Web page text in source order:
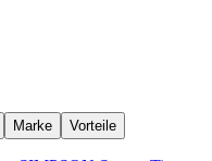
Marke Vorteile